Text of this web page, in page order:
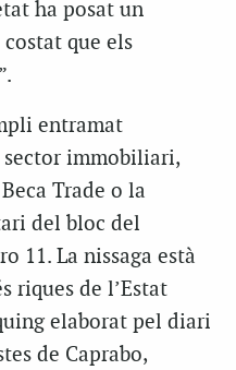
ha posat un
que els
entramat
sector immobiliari,
Trade o la
del bloc del
11. La nissaga està
riques de l’Estat
elaborat pel diari
de Caprabo,